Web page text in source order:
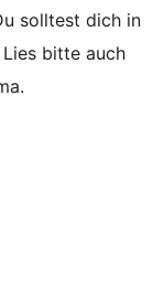
solltest dich in
bitte auch